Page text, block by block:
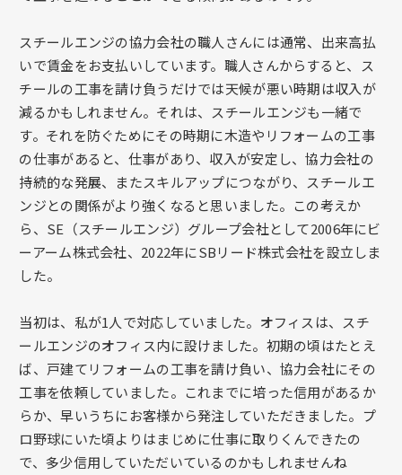
スチールエンジの協力会社の職人さんには通常、出来高払
いで賃金をお支払いしています。職人さんからすると、ス
チールの工事を請け負うだけでは天候が悪い時期は収入が
減るかもしれません。それは、スチールエンジも一緒で
す。それを防ぐためにその時期に木造やリフォームの工事
の仕事があると、仕事があり、収入が安定し、協力会社の
持続的な発展、またスキルアップにつながり、スチールエ
ンジとの関係がより強くなると思いました。この考えか
ら、SE（スチールエンジ）グループ会社として2006年にビ
ーアーム株式会社、2022年にSBリード株式会社を設立しま
した。
当初は、私が1人で対応していました。オフィスは、スチ
ールエンジのオフィス内に設けました。初期の頃はたとえ
ば、戸建てリフォームの工事を請け負い、協力会社にその
工事を依頼していました。これまでに培った信用があるか
らか、早いうちにお客様から発注していただきました。プ
ロ野球にいた頃よりはまじめに仕事に取りくんできたの
で、多少信用していただいているのかもしれませんね